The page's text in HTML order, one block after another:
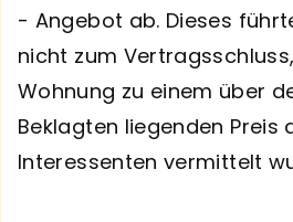
- Angebot ab. Dieses
nicht zum
Wohnung zu einem über
Beklagten liegenden Preis
Interessenten vermittelt